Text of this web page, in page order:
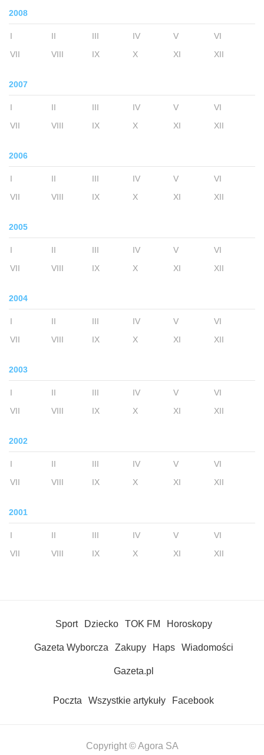
2008
I II III IV V
VI
VII
VIII IX X XI XII
2007
I II III IV V
VI
VII
VIII IX X XI XII
2006
I II III IV V
VI
VII
VIII IX X XI XII
2005
I II III IV V
VI
VII
VIII IX X XI XII
2004
I II III IV V
VI
VII
VIII IX X XI XII
2003
I II III IV V
VI
VII
VIII IX X XI XII
2002
I II III IV V
VI
VII
VIII IX X XI XII
2001
I II III IV V
VI
VII
VIII IX X XI XII
Sport Dziecko TOK FM Horoskopy
Gazeta Wyborcza Zakupy Haps Wiadomości
Gazeta.pl
Poczta Wszystkie artykuły Facebook
Copyright © Agora SA